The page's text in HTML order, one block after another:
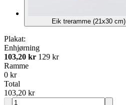
Eik treramme (21x30 cm)
Plakat:
Enhjørning
103,20 kr 129 kr
Ramme
0 kr
Total
103,20 kr